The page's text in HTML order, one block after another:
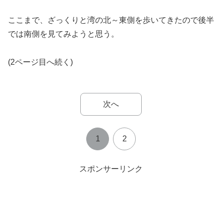
ここまで、ざっくりと湾の北～東側を歩いてきたので後半
では南側を見てみようと思う。
(2ページ目へ続く)
次へ
1 2
スポンサーリンク